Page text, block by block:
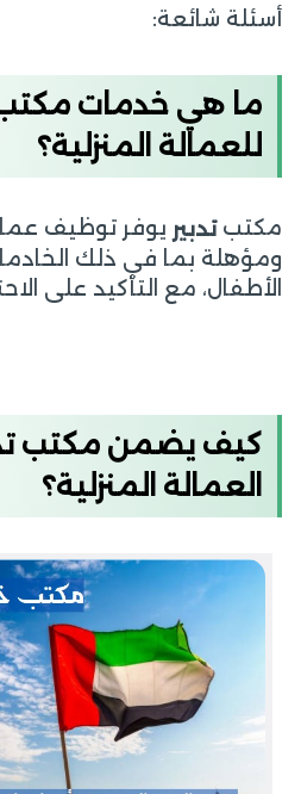
أسئلة شائعة:
ما هي خدمات مكتب
للعمالة المنزلية؟
مكتب تدبير يوفر توظيف
ومؤهلة بما في ذلك
الأطفال، مع التأكيد على
كيف يضمن مكتب
العمالة المنزلية؟